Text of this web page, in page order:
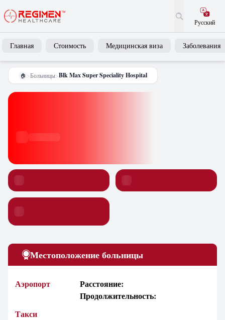
Русский
Главная Стоимость Медицинская виза Заболевания
🏠 >Больницы>Blk Max Super Speciality Hospital
Местоположение больницы
Аэропорт
Расстояние:
Продолжительность:
Такси